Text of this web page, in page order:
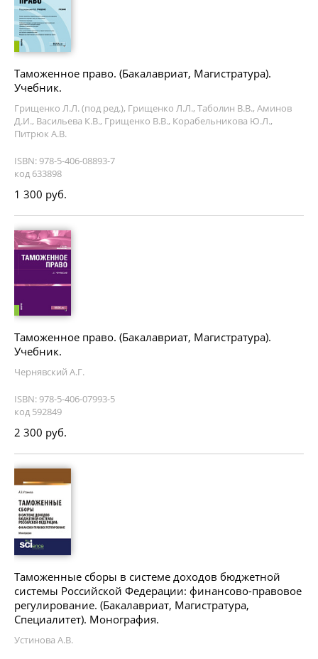
Таможенное право. (Бакалавриат, Магистратура).
Учебник.
Грищенко Л.Л. (под ред.), Грищенко Л.Л., Таболин В.В., Аминов
Д.И., Васильева К.В., Грищенко В.В., Корабельникова Ю.Л.,
Питрюк А.В.
ISBN: 978-5-406-08893-7
код 633898
1 300 руб.
Таможенное право. (Бакалавриат, Магистратура).
Учебник.
Чернявский А.Г.
ISBN: 978-5-406-07993-5
код 592849
2 300 руб.
Таможенные сборы в системе доходов бюджетной
системы Российской Федерации: финансово-правовое
регулирование. (Бакалавриат, Магистратура,
Специалитет). Монография.
Устинова А.В.